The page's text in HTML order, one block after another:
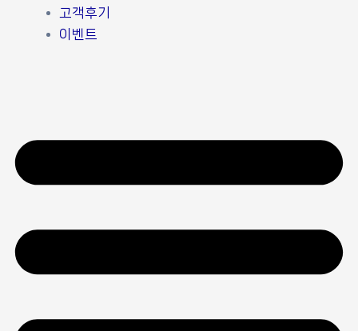
고객후기
이벤트